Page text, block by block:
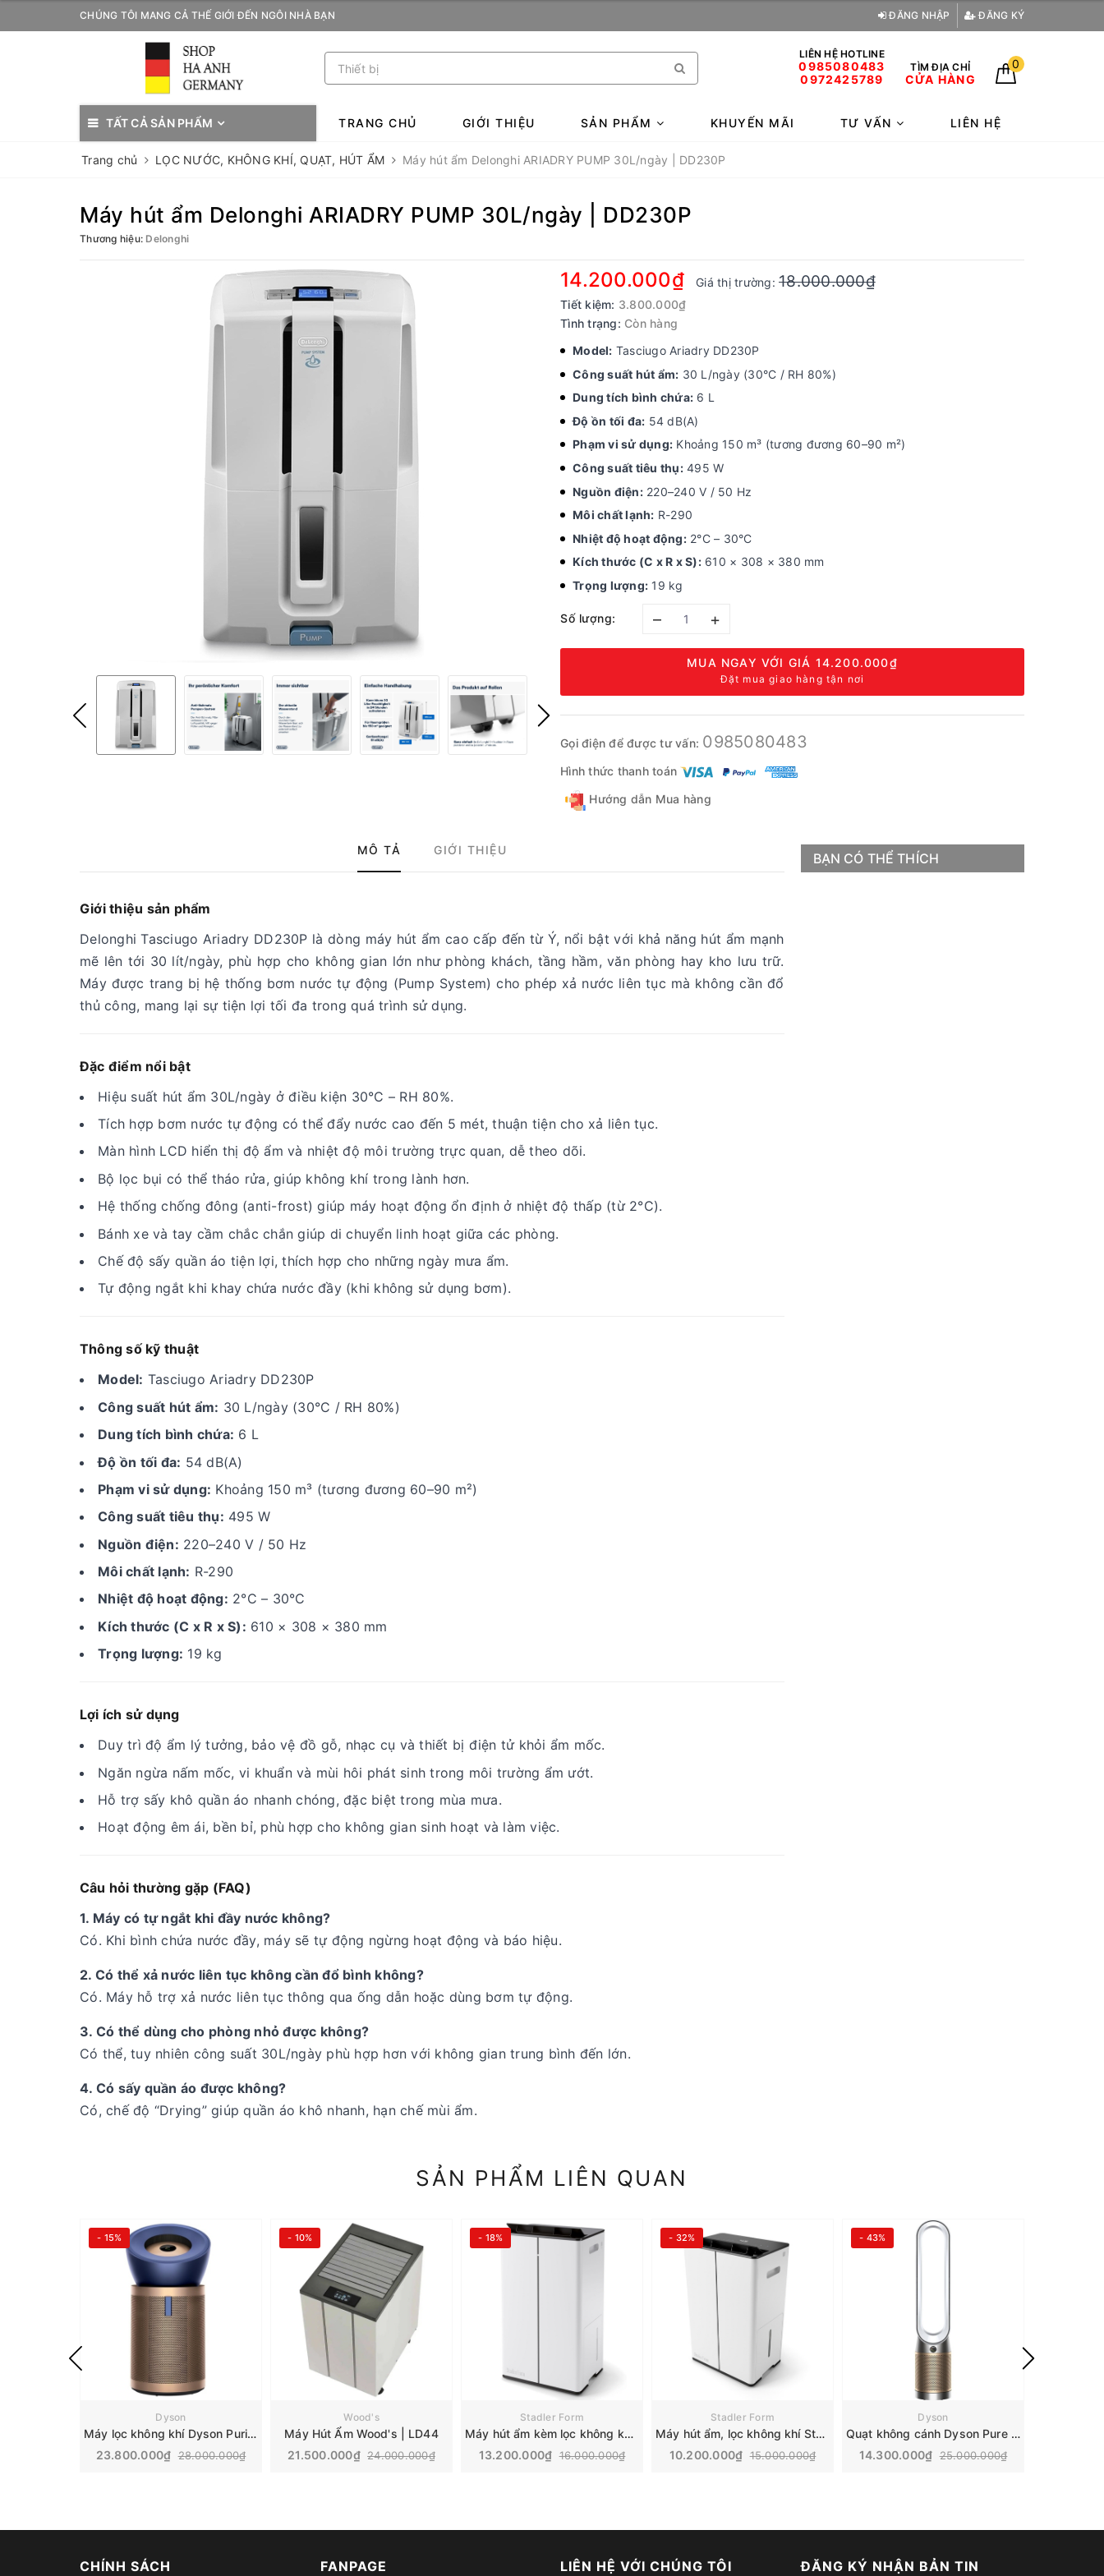
CHÚNG TÔI MANG CẢ THẾ GIỚI ĐẾN NGÔI NHÀ BẠN ĐĂNG NHẬP ĐĂNG KÝ
LIÊN HỆ HOTLINE
0985080483
0972425789
TÌM ĐỊA CHỈ
CỬA HÀNG
0
TẤT CẢ SẢN PHẨM TRANG CHỦ GIỚI THIỆU SẢN PHẨM KHUYẾN MÃI TƯ VẤN LIÊN HỆ
Trang chủ LỌC NƯỚC, KHÔNG KHÍ, QUẠT, HÚT ẨM Máy hút ẩm Delonghi ARIADRY PUMP 30L/ngày | DD230P
Máy hút ẩm Delonghi ARIADRY PUMP 30L/ngày | DD230P
Thương hiệu: Delonghi
14.200.000₫ Giá thị trường: 18.000.000₫
Tiết kiệm: 3.800.000₫
Tình trạng: Còn hàng
Model: Tasciugo Ariadry DD230P
Công suất hút ẩm: 30 L/ngày (30°C / RH 80%)
Dung tích bình chứa: 6 L
Độ ồn tối đa: 54 dB(A)
Phạm vi sử dụng: Khoảng 150 m³ (tương đương 60–90 m²)
Công suất tiêu thụ:495 W
Nguồn điện:220–240 V / 50 Hz
Môi chất lạnh: R-290
Nhiệt độ hoạt động:2°C – 30°C
Kích thước (C x R x S):610 × 308 × 380 mm
Trọng lượng: 19 kg
Số lượng: – +
MUA NGAY VỚI GIÁ 14.200.000₫
Đặt mua giao hàng tận nơi
Gọi điện để được tư vấn: 0985080483
Hình thức thanh toán
Hướng dẫn Mua hàng
MÔ TẢ GIỚI THIỆU
Giới thiệu sản phẩm
Delonghi Tasciugo Ariadry DD230P là dòng máy hút ẩm cao cấp đến từ Ý, nổi bật với khả năng hút ẩm mạnh
mẽ lên tới 30 lít/ngày, phù hợp cho không gian lớn như phòng khách, tầng hầm, văn phòng hay kho lưu trữ.
Máy được trang bị hệ thống bơm nước tự động (Pump System) cho phép xả nước liên tục mà không cần đổ
thủ công, mang lại sự tiện lợi tối đa trong quá trình sử dụng.
Đặc điểm nổi bật
Hiệu suất hút ẩm 30L/ngày ở điều kiện 30°C – RH 80%.
Tích hợp bơm nước tự động có thể đẩy nước cao đến 5 mét, thuận tiện cho xả liên tục.
Màn hình LCD hiển thị độ ẩm và nhiệt độ môi trường trực quan, dễ theo dõi.
Bộ lọc bụi có thể tháo rửa, giúp không khí trong lành hơn.
Hệ thống chống đông (anti-frost) giúp máy hoạt động ổn định ở nhiệt độ thấp (từ 2°C).
Bánh xe và tay cầm chắc chắn giúp di chuyển linh hoạt giữa các phòng.
Chế độ sấy quần áo tiện lợi, thích hợp cho những ngày mưa ẩm.
Tự động ngắt khi khay chứa nước đầy (khi không sử dụng bơm).
Thông số kỹ thuật
Model: Tasciugo Ariadry DD230P
Công suất hút ẩm: 30 L/ngày (30°C / RH 80%)
Dung tích bình chứa: 6 L
Độ ồn tối đa: 54 dB(A)
Phạm vi sử dụng: Khoảng 150 m³ (tương đương 60–90 m²)
Công suất tiêu thụ: 495 W
Nguồn điện: 220–240 V / 50 Hz
Môi chất lạnh: R-290
Nhiệt độ hoạt động: 2°C – 30°C
Kích thước (C x R x S): 610 × 308 × 380 mm
Trọng lượng: 19 kg
Lợi ích sử dụng
Duy trì độ ẩm lý tưởng, bảo vệ đồ gỗ, nhạc cụ và thiết bị điện tử khỏi ẩm mốc.
Ngăn ngừa nấm mốc, vi khuẩn và mùi hôi phát sinh trong môi trường ẩm ướt.
Hỗ trợ sấy khô quần áo nhanh chóng, đặc biệt trong mùa mưa.
Hoạt động êm ái, bền bỉ, phù hợp cho không gian sinh hoạt và làm việc.
Câu hỏi thường gặp (FAQ)
1. Máy có tự ngắt khi đầy nước không?
Có. Khi bình chứa nước đầy, máy sẽ tự động ngừng hoạt động và báo hiệu.
2. Có thể xả nước liên tục không cần đổ bình không?
Có. Máy hỗ trợ xả nước liên tục thông qua ống dẫn hoặc dùng bơm tự động.
3. Có thể dùng cho phòng nhỏ được không?
Có thể, tuy nhiên công suất 30L/ngày phù hợp hơn với không gian trung bình đến lớn.
4. Có sấy quần áo được không?
Có, chế độ “Drying” giúp quần áo khô nhanh, hạn chế mùi ẩm.
BẠN CÓ THỂ THÍCH
SẢN PHẨM LIÊN QUAN
- 15%
Dyson
Máy lọc không khí Dyson Purifier Big+Quiet Formaldehyde | BP04
23.800.000₫ 28.000.000₫
- 10%
Wood's
Máy Hút Ẩm Wood's | LD44
21.500.000₫ 24.000.000₫
- 18%
Stadler Form
Máy hút ẩm kèm lọc không khí Stadler Form Lukas Pro | 50L
13.200.000₫ 16.000.000₫
- 32%
Stadler Form
Máy hút ẩm, lọc không khí Stadler Form Lukas | 20L
10.200.000₫ 15.000.000₫
- 43%
Dyson
Quạt không cánh Dyson Pure Cool Cryptomic | TP09
14.300.000₫ 25.000.000₫
CHÍNH SÁCH FANPAGE LIÊN HỆ VỚI CHÚNG TÔI ĐĂNG KÝ NHẬN BẢN TIN